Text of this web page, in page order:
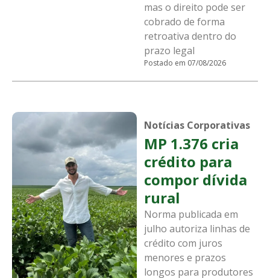
mas o direito pode ser
cobrado de forma
retroativa dentro do
prazo legal
Postado em 07/08/2026
Notícias Corporativas
MP 1.376 cria
crédito para
compor dívida
rural
Norma publicada em
julho autoriza linhas de
crédito com juros
menores e prazos
longos para produtores